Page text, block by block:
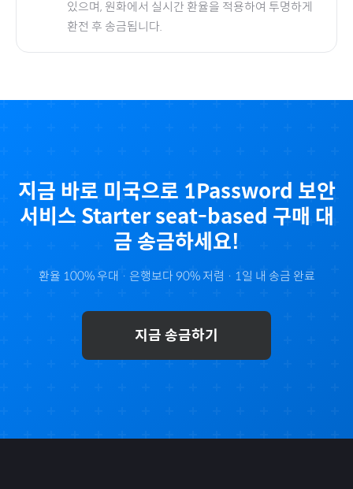
있으며, 원화에서 실시간 환율을 적용하여 투명하게
환전 후 송금됩니다.
지금 바로 미국으로 1Password 보안
서비스 Starter seat-based 구매 대
금 송금하세요!
환율 100% 우대 · 은행보다 90% 저렴 · 1일 내 송금 완료
지금 송금하기